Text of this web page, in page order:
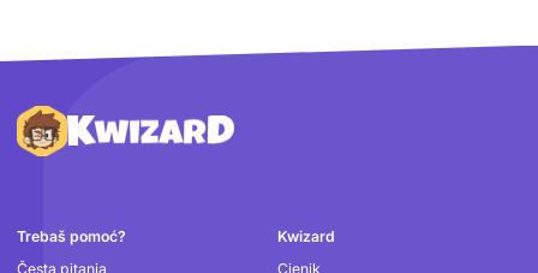
Podnožje
Trebaš pomoć?
Česta pitanja
Kwizard
Cjenik